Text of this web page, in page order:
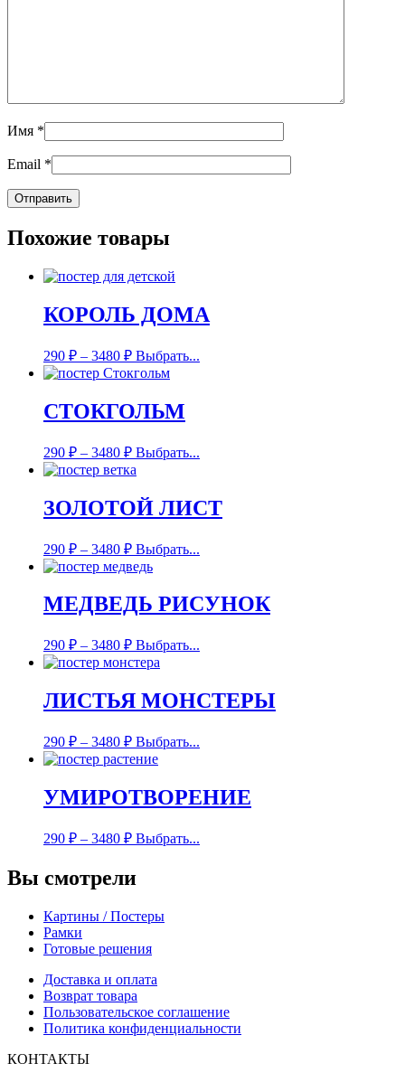
Имя *
Email *
Похожие товары
КОРОЛЬ ДОМА
290 ₽ – 3480 ₽ Выбрать...
СТОКГОЛЬМ
290 ₽ – 3480 ₽ Выбрать...
ЗОЛОТОЙ ЛИСТ
290 ₽ – 3480 ₽ Выбрать...
МЕДВЕДЬ РИСУНОК
290 ₽ – 3480 ₽ Выбрать...
ЛИСТЬЯ МОНСТЕРЫ
290 ₽ – 3480 ₽ Выбрать...
УМИРОТВОРЕНИЕ
290 ₽ – 3480 ₽ Выбрать...
Вы смотрели
Картины / Постеры
Рамки
Готовые решения
Доставка и оплата
Возврат товара
Пользовательское соглашение
Политика конфиденциальности
КОНТАКТЫ